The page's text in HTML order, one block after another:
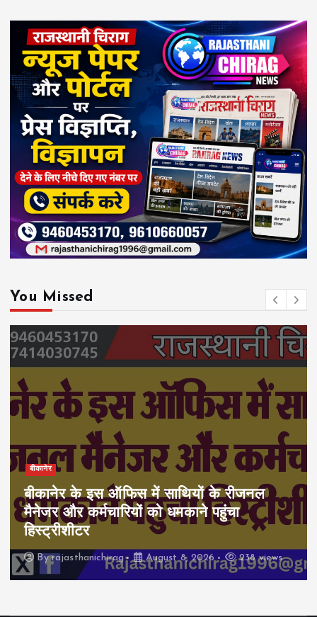
You Missed
बीकानेर
बीकानेर के इस ऑफिस में साथियों के रीजनल
मैनेजर और कर्मचारियों को धमकाने पहुंचा
हिस्ट्रीशीटर
Byrajasthanichirag August 8, 2026 238 views